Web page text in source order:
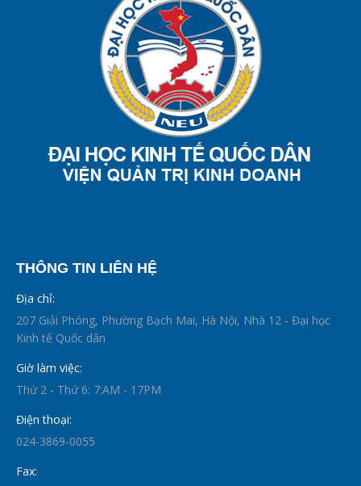
THÔNG TIN LIÊN HỆ
Địa chỉ:
207 Giải Phóng, Phường Bạch Mai, Hà Nội, Nhà 12 - Đại học
Kinh tế Quốc dân
Giờ làm việc:
Thứ 2 - Thứ 6: 7:AM - 17PM
Điện thoại:
024-3869-0055
Fax: